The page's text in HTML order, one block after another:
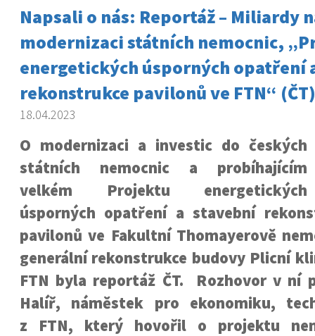
Napsali o nás: Reportáž – Miliardy
modernizaci státních nemocnic,
energetických úsporných opatření
rekonstrukce pavilonů ve FTN“ (ČT)
18.04.2023
O modernizaci a investic do českých
státních nemocnic a probíhajícím
velkém Projektu energetických
úsporných opatření a stavební
pavilonů ve Fakultní Thomayerově
generální rekonstrukce budovy Plicní
FTN byla reportáž ČT. Rozhovor v ní
Halíř, náměstek pro ekonomiku,
z FTN, který hovořil o projektu